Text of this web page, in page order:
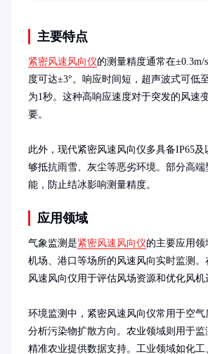
主要特点
紧密风速风向仪的测量精度通常在
度可达±3°。响应时间短，超声波式可低
为1秒。这种高响应速度对于突发的风速
要。
此外，现代紧密风速风向仪多具备IP65
够抵抗雨雪、灰尘等恶劣环境。部分高
能，防止结冰影响测量精度。
应用领域
气象监测是紧密风速风向仪的主要应用领
机场、港口等场所的风速风向实时监测。
风速风向仪用于评估风场资源和优化风机
环境监测中，紧密风速风向仪常用于空
分析污染物扩散方向。农业领域则用于
精准农业提供数据支持。工业领域如化